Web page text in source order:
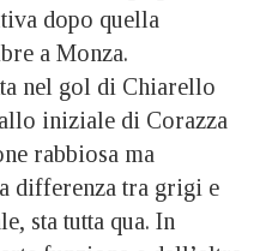
dopo quella
a Monza.
nel gol di Chiarello
iniziale di Corazza
rabbiosa ma
differenza tra grigi e
sta tutta qua. In